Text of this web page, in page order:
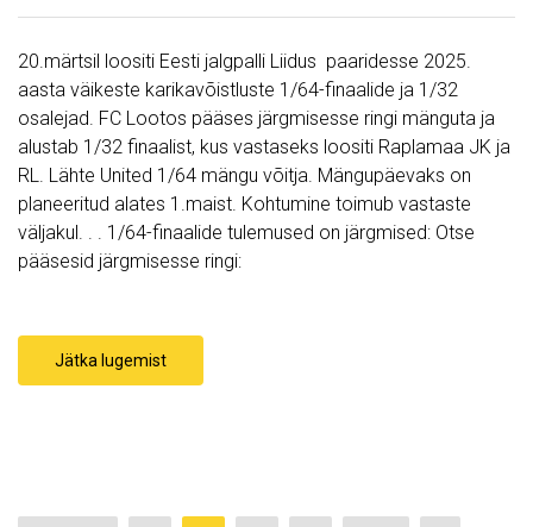
20.märtsil loositi Eesti jalgpalli Liidus paaridesse 2025.
aasta väikeste karikavõistluste 1/64-finaalide ja 1/32
osalejad. FC Lootos pääses järgmisesse ringi mänguta ja
alustab 1/32 finaalist, kus vastaseks loositi Raplamaa JK ja
RL. Lähte United 1/64 mängu võitja. Mängupäevaks on
planeeritud alates 1.maist. Kohtumine toimub vastaste
väljakul. . . 1/64-finaalide tulemused on järgmised: Otse
pääsesid järgmisesse ringi:
Jätka lugemist